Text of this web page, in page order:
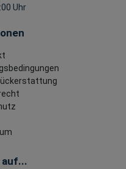
Uhr
auf...